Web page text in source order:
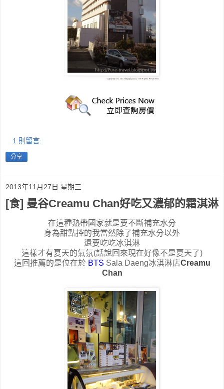
1 則留言:
分享
2013年11月27日 星期三
[食] 曼谷Creamu Chan好吃又濃郁的霜淇淋
在這種熱帶國家就是要不斷補充水分
身為甜點控的我當然除了補充水分以外
還要吃吃冰淇淋
這樣才有夏天的氣氛(話說回來現在好像不是夏天了)
這回推薦的是位在於 BTS Sala Daeng冰淇淋店Creamu
Chan